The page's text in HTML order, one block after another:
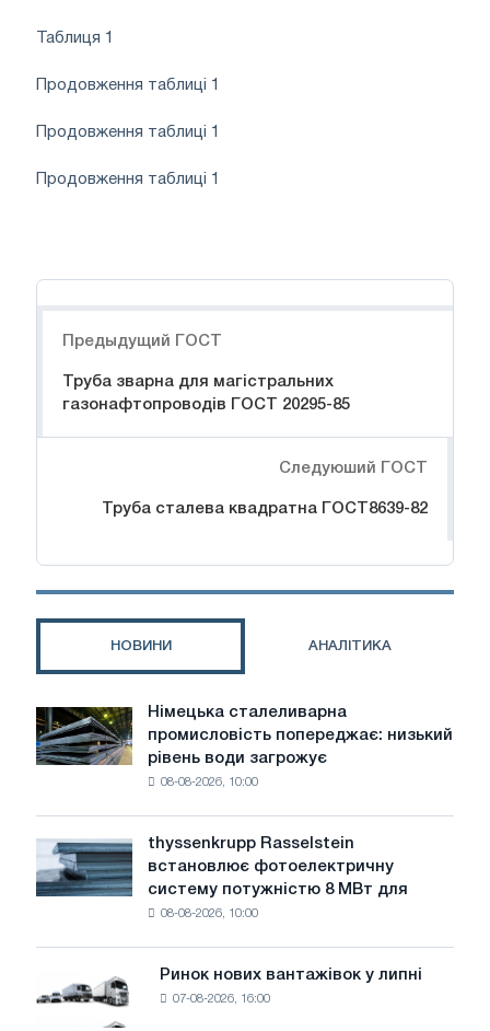
Таблиця 1
Продовження таблиці 1
Продовження таблиці 1
Продовження таблиці 1
Предыдущий ГОСТ
Труба зварна для магістральних
газонафтопроводів ГОСТ 20295-85
Следуюший ГОСТ
Труба сталева квадратна ГОСТ8639-82
НОВИНИ АНАЛІТИКА
Німецька
сталеливарна
промисловість
води
загрожує
Німецька сталеливарна
промисловість попереджає: низький
рівень води загрожує
08-08-2026, 10:00
thyssenkrupp
Rasselstein
встановлює
фотоелектричну
thyssenkrupp Rasselstein
встановлює фотоелектричну
систему потужністю 8 МВт для
08-08-2026, 10:00
Ринок
нових
вантажівок
Ринок нових вантажівок у липні
07-08-2026, 16:00